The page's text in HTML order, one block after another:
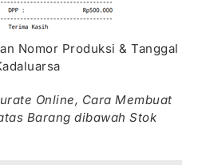
Nomor Produksi & Tanggal
Online, Cara Membuat
Barang dibawah Stok